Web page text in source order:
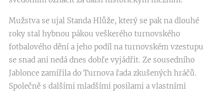
Mužstva se ujal Standa Hlůže, který se pak na dlouhé
roky stal hybnou pákou veškerého turnovského
fotbalového dění a jeho podíl na turnovském vzestupu
se snad ani nedá dnes dobře vyjádřit. Ze sousedního
Jablonce zamířila do Turnova řada zkušených hráčů.
Společně s dalšími mladšími posilami a vlastními